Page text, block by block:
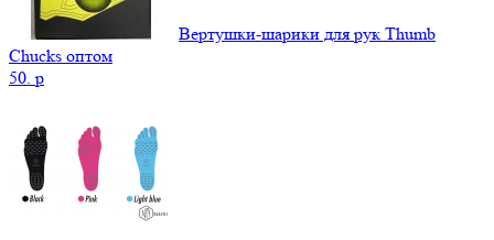
Вертушки-шарики для рук Thumb
Chucks оптом
50. p